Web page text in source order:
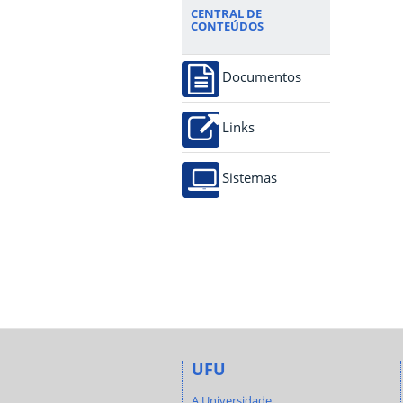
CENTRAL DE
CONTEÚDOS
Documentos
Links
Sistemas
UFU